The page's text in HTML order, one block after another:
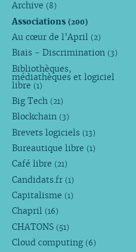
Archive (8)
Associations (200)
Au cœur de l’April (2)
Biais - Discrimination (3)
Bibliothèques,
médiathèques et logiciel
libre (1)
Big Tech (21)
Blockchain (3)
Brevets logiciels (13)
Bureautique libre (1)
Café libre (21)
Candidats.fr (1)
Capitalisme (1)
Chapril (16)
CHATONS (51)
Cloud computing (6)